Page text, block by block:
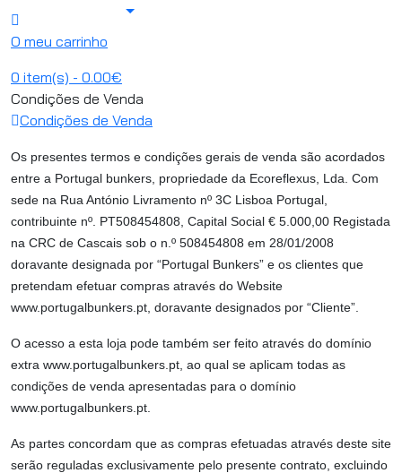
O meu carrinho
0 item(s) - 0.00€
Condições de Venda
Condições de Venda
Os presentes termos e condições gerais de venda são acordados
entre a Portugal bunkers, propriedade da Ecoreflexus, Lda. Com
sede na Rua António Livramento nº 3C Lisboa Portugal,
contribuinte nº. PT508454808, Capital Social € 5.000,00 Registada
na CRC de Cascais sob o n.º 508454808 em 28/01/2008
doravante designada por “Portugal Bunkers” e os clientes que
pretendam efetuar compras através do Website
www.portugalbunkers.pt, doravante designados por “Cliente”.
O acesso a esta loja pode também ser feito através do domínio
extra www.portugalbunkers.pt, ao qual se aplicam todas as
condições de venda apresentadas para o domínio
www.portugalbunkers.pt.
As partes concordam que as compras efetuadas através deste site
serão reguladas exclusivamente pelo presente contrato, excluindo